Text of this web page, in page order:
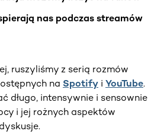
nas podczas streamów
ruszyliśmy z serią rozmów
na Spotify i YouTube.
długo, intensywnie i sensownie
i jej rożnych aspektów